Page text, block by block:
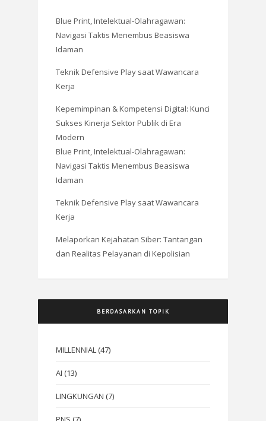
Blue Print, Intelektual-Olahragawan:
Navigasi Taktis Menembus Beasiswa
Idaman
Teknik Defensive Play saat Wawancara
Kerja
Kepemimpinan & Kompetensi Digital: Kunci
Sukses Kinerja Sektor Publik di Era
Modern
Blue Print, Intelektual-Olahragawan:
Navigasi Taktis Menembus Beasiswa
Idaman
Teknik Defensive Play saat Wawancara
Kerja
Melaporkan Kejahatan Siber: Tantangan
dan Realitas Pelayanan di Kepolisian
BERDASARKAN TOPIK
MILLENNIAL (47)
AI (13)
LINGKUNGAN (7)